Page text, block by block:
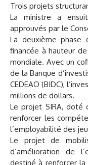
Trois projets
La ministre a
approuvés par le
La deuxième phase
financée à hauteur
mondiale. Avec un
de la Banque
CEDEAO (BIDC),
millions de dollars.
Le projet SIRA, doté
renforcer les
l’employabilité des
Le projet de
d’amélioration de
destiné à renforcer la